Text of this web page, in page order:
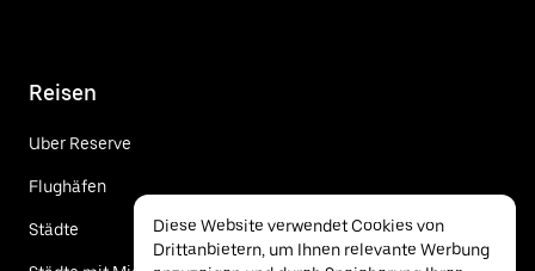
Reisen
Uber Reserve
Flughäfen
Städte
Diese Website verwendet Cookies von
Drittanbietern, um Ihnen relevante Werbung